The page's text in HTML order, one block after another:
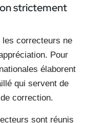
strictement
les correcteurs ne
Pour
élaborent
qui servent de
correction.
sont réunis